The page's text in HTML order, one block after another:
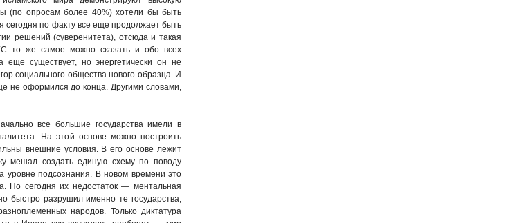
(по опросам более 40%) хотели бы быть
сегодня по факту все еще продолжает быть
решений (суверенитета), отсюда и такая
то же самое можно сказать и обо всех
еще существует, но энергетически он не
социального общества нового образца. И
не оформился до конца. Другими словами,
все большие государства имели в
На этой основе можно построить
внешние условия. В его основе лежит
мешал создать единую схему по поводу
уровне подсознания. В новом времени это
Но сегодня их недостаток — ментальная
быстро разрушил именно те государства,
народов. Только диктатура